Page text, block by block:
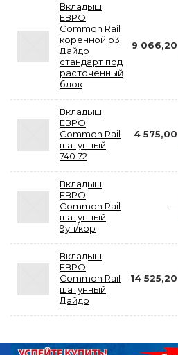
Вкладыш
ЕВРО
Common Rail
коренной р3
Дайдо
стандарт под
расточенный
блок
9 066,20
Вкладыш
ЕВРО
Common Rail
шатунный
740.72
4 575,00
Вкладыш
ЕВРО
Common Rail
шатунный
9уп/кор
—
Вкладыш
ЕВРО
Common Rail
шатунный
Дайдо
14 525,20